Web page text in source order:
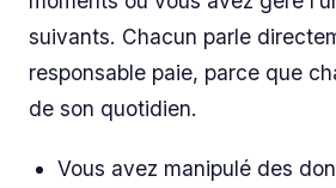
suivants. Chacun parle
responsable paie, parce que
de son quotidien.
Vous avez manipulé des